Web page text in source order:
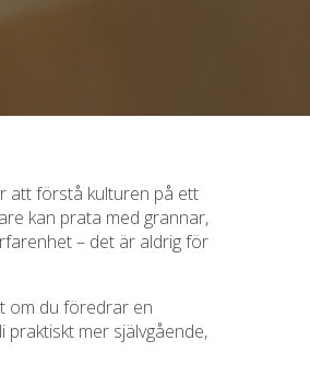
att förstå kulturen på ett
kan prata med grannar,
– det är aldrig för
om du föredrar en
mer självgående,